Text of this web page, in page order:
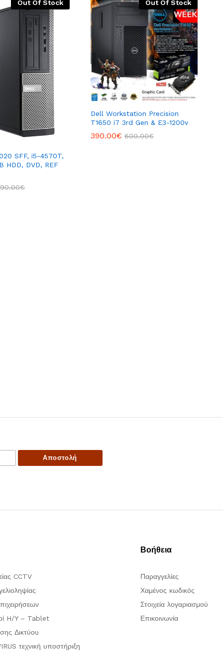
Out Of Stock
SFF, i5-4570T,
HDD, DVD, REF
€
Out Of Stock
Dell Workstation Precision
T1650 i7 3rd Gen & E3-1200v
390.00€ 600.00€
CCTV
H/Y – Tablet
Δικτύου
τεχνική υποστήριξη
Βοήθεια
Παραγγελίες
Χαμένος κωδικός
Στοιχεία λογαριασμού
Επικοινωνία